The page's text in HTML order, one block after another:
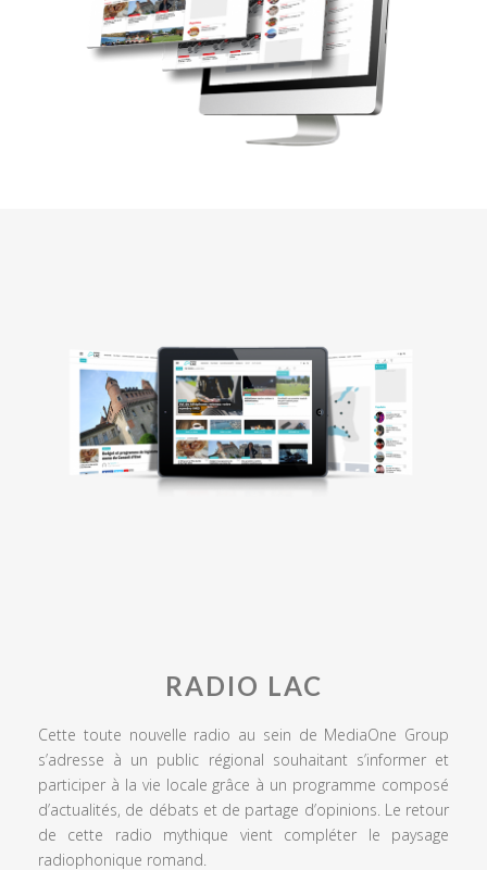
RADIO LAC
Cette toute nouvelle radio au sein de MediaOne Group
s’adresse à un public régional souhaitant s’informer et
participer à la vie locale grâce à un programme composé
d’actualités, de débats et de partage d’opinions. Le retour
de cette radio mythique vient compléter le paysage
radiophonique romand.